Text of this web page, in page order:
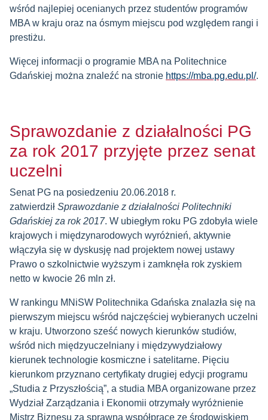
wśród najlepiej ocenianych przez studentów programów
MBA w kraju oraz na ósmym miejscu pod względem rangi i
prestiżu.
Więcej informacji o programie MBA na Politechnice
Gdańskiej można znaleźć na stronie https://mba.pg.edu.pl/.
Sprawozdanie z działalności PG
za rok 2017 przyjęte przez senat
uczelni
Senat PG na posiedzeniu 20.06.2018 r.
zatwierdził Sprawozdanie z działalności Politechniki
Gdańskiej za rok 2017. W ubiegłym roku PG zdobyła wiele
krajowych i międzynarodowych wyróżnień, aktywnie
włączyła się w dyskusję nad projektem nowej ustawy
Prawo o szkolnictwie wyższym i zamknęła rok zyskiem
netto w kwocie 26 mln zł.
W rankingu MNiSW Politechnika Gdańska znalazła się na
pierwszym miejscu wśród najczęściej wybieranych uczelni
w kraju. Utworzono sześć nowych kierunków studiów,
wśród nich międzyuczelniany i międzywydziałowy
kierunek technologie kosmiczne i satelitarne. Pięciu
kierunkom przyznano certyfikaty drugiej edycji programu
„Studia z Przyszłością”, a studia MBA organizowane przez
Wydział Zarządzania i Ekonomii otrzymały wyróżnienie
Mistrz Biznesu za sprawną współpracę ze środowiskiem